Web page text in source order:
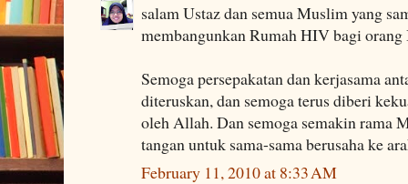
salam Ustaz dan semua Muslim yang
membangunkan Rumah HIV bagi orang
Semoga persepakatan dan kerjasama
diteruskan, dan semoga terus diberi
oleh Allah. Dan semoga semakin rama
tangan untuk sama-sama berusaha ke
February 11, 2010 at 8:33 AM